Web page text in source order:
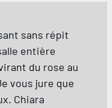
sans répit
entière
du rose au
vous jure que
Chiara